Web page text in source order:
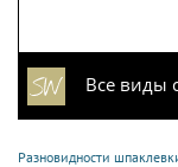
Все виды
Разновидности